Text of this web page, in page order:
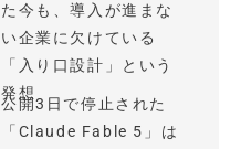
た今も、導入が進まな
い企業に欠けている
「入り口設計」という
発想
公開3日で停止された
「Claude Fable 5」は